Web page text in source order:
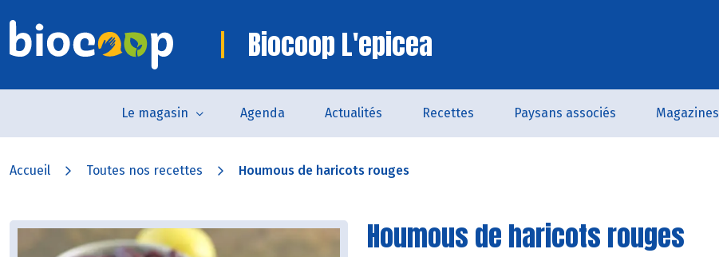
Biocoop L'epicea
Le magasin Agenda Actualités Recettes Paysans associés Magazines
Accueil Toutes nos recettes Houmous de haricots rouges
Houmous de haricots rouges